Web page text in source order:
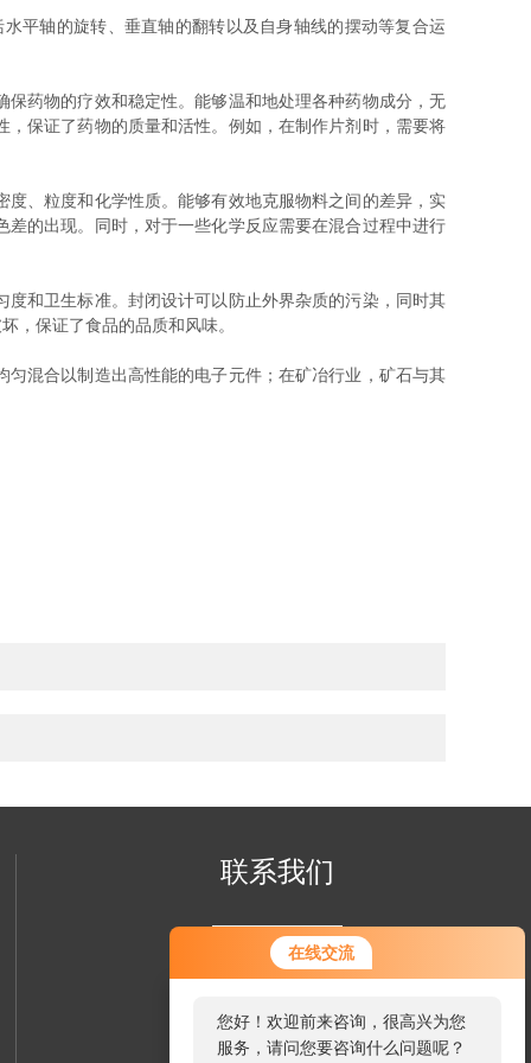
在线交流
您好！欢迎前来咨询，很高兴为您
服务，请问您要咨询什么问题呢？
轴的旋转、垂直轴的翻转以及自身轴线的摆动等复合运
药物的疗效和稳定性。能够温和地处理各种药物成分，无
保证了药物的质量和活性。例如，在制作片剂时，需要将
、粒度和化学性质。能够有效地克服物料之间的差异，实
的出现。同时，对于一些化学反应需要在混合过程中进行
和卫生标准。封闭设计可以防止外界杂质的污染，同时其
，保证了食品的品质和风味。
混合以制造出高性能的电子元件；在矿冶行业，矿石与其
联系我们